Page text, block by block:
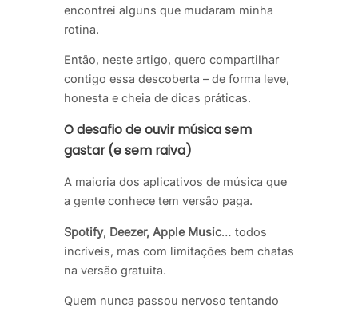
encontrei alguns que mudaram minha
rotina.
Então, neste artigo, quero compartilhar
contigo essa descoberta – de forma leve,
honesta e cheia de dicas práticas.
O desafio de ouvir música sem
gastar (e sem raiva)
A maioria dos aplicativos de música que
a gente conhece tem versão paga.
Spotify, Deezer, Apple Music… todos
incríveis, mas com limitações bem chatas
na versão gratuita.
Quem nunca passou nervoso tentando